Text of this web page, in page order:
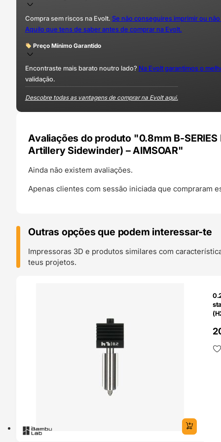
Compra sem riscos na Evolt. Se não conseguires imprimir ou
Aquilo que tens de saber antes de comprar na Evolt.
Preço Mínimo Garantido
Encontraste mais barato noutro lado? Na Evolt garantimos o
validação.
Descobre todas as vantagens de comprar na Evolt aqui.
Avaliações do produto "0.8mm B-
Artillery Sidewinder) – AIMSOAR"
Ainda não existem avaliações.
Apenas clientes com sessão iniciada que compraram
Outras opções que podem interessar-te
Impressoras 3D e produtos similares com
teus projetos.